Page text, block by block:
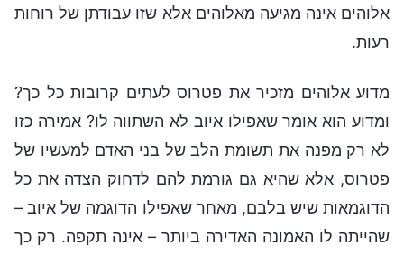
אלוהים אינה מגיעה מאלוהים אלא שזו עבודתן של רוחות
רעות.
מדוע אלוהים מזכיר את פטרוס לעתים קרובות כל כך?
ומדוע הוא אומר שאפילו איוב לא השתווה לו? אמירה כזו
לא רק מפנה את תשומת הלב של בני האדם למעשיו של
פטרוס, אלא שהיא גם גורמת להם לדחוק הצדה את כל
הדוגמאות שיש בלבם, מאחר שאפילו הדוגמה של איוב –
שהייתה לו האמונה האדירה ביותר – אינה תקפה. רק כך